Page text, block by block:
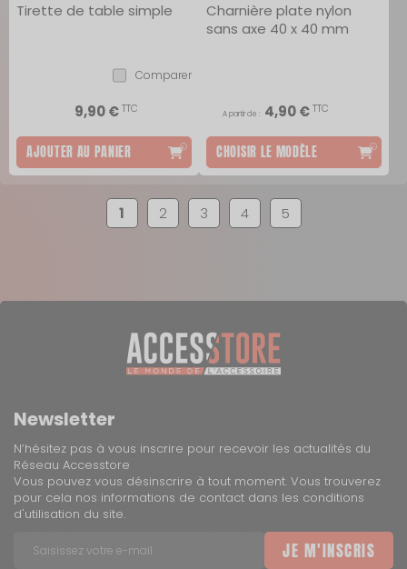
Tirette de table simple
Comparer
9,90 €TTC
AJOUTER AU PANIER
Charnière plate nylon
sans axe 40 x 40 mm
A partir de : 4,90 €TTC
CHOISIR LE MODÈLE
1 2 3 4 5
Newsletter
N’hésitez pas à vous inscrire pour recevoir les actualités du
Réseau Accesstore
Vous pouvez vous désinscrire à tout moment. Vous trouverez
pour cela nos informations de contact dans les conditions
d'utilisation du site.
JE M'INSCRIS